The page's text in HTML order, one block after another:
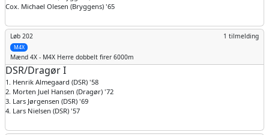
Cox. Michael Olesen (Bryggens) '65
Løb 202 1 tilmelding
M4X
Mænd 4X - M4X Herre dobbelt firer 6000m
DSR/Dragør I
1. Henrik Almegaard (DSR) '58
2. Morten Juel Hansen (Dragør) '72
3. Lars Jørgensen (DSR) '69
4. Lars Nielsen (DSR) '57